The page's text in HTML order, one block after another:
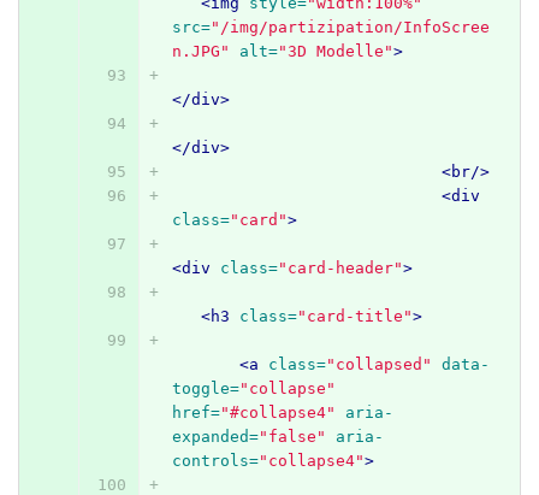
src="/img/partizipation/InfoScree
n.JPG"
alt="3D Modelle">
</div>
</div>
<br/>
<div
class="card">
<div class="card-header">
<h3 class="card-title">
<a class="collapsed"
data-
toggle="collapse"
href="#collapse4"
aria-
expanded="false"
aria-
controls="collapse4">